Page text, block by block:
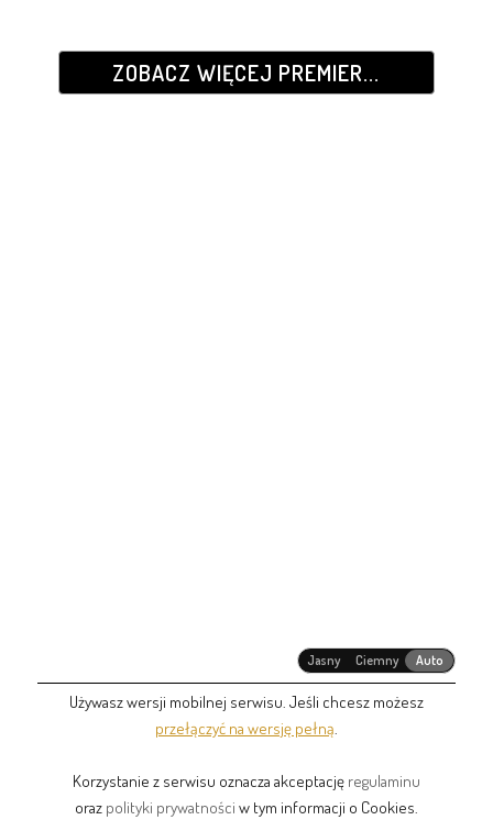
ZOBACZ WIĘCEJ PREMIER...
Jasny Ciemny Auto
Używasz wersji mobilnej serwisu. Jeśli chcesz możesz
przełączyć na wersję pełną
Korzystanie z serwisu oznacza akceptację regulaminu
oraz polityki prywatności w tym informacji o Cookies.